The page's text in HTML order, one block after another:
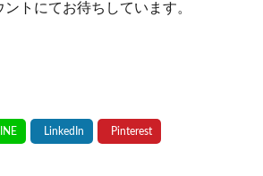
トにてお待ちしています。